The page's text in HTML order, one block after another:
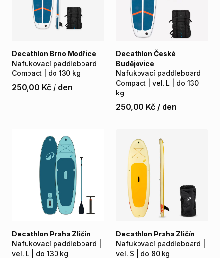
Nafukovací paddleboard
Compact
do 130 kg
Decathlon Brno Modřice
250,00 Kč / den
Nafukovací paddleboard
Compact
vel. L do 130
kg
Decathlon České
Budějovice
250,00 Kč / den
Nafukovací paddleboard
vel. L do 130 kg
Decathlon Praha Zličín
Nafukovací paddleboard
vel. S do 80 kg
Decathlon Praha Zličín